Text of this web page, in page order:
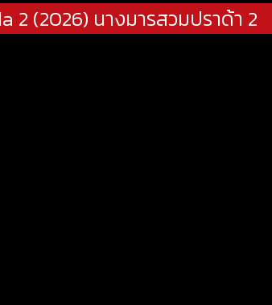
2 (2026) นางมารสวมปราด้า 2